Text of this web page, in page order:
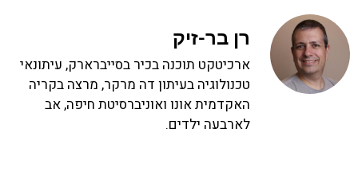
רן בר-זיק
ארכיטקט תוכנה בכיר בסייברארק, עיתונאי
טכנולוגיה בעיתון דה מרקר, מרצה בקריה
האקדמית אונו ואוניברסיטת חיפה, אב
לארבעה ילדים.